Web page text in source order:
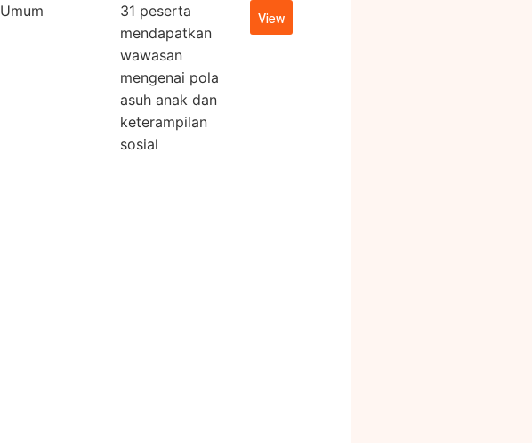
Umum
31 peserta
mendapatkan
wawasan
mengenai pola
asuh anak dan
keterampilan
sosial
View